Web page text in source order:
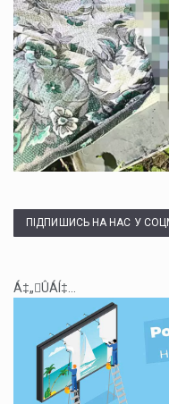
ПІДПИШИСЬ НА НАС У
Á‡„ÛÁÍ‡...